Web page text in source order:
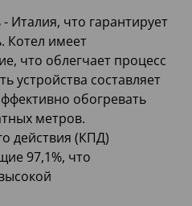
Италия, что гарантирует
Котел имеет
что облегчает процесс
устройства составляет
обогревать
метров.
действия (КПД)
97,1%, что